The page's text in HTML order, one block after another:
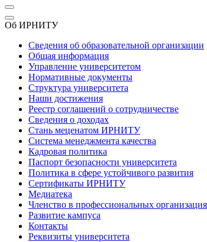
Об ИРНИТУ
Сведения об образовательной организации
Общая информация
Управление университетом
Нормативные документы
Структура университета
Наши достижения
Реестр соглашений о сотрудничестве
Сведения о доходах
Стань меценатом ИРНИТУ
Система менеджмента качества
Кадровая политика
Паспорт безопасности университета
Политика в сфере устойчивого развития
Сертификаты ИРНИТУ
Медиатека
Членство в профессиональных
Развитие кампуса
Контакты
Реквизиты университета